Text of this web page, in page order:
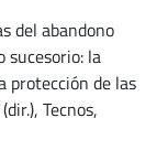
del abandono
sucesorio: la
protección de las
Tecnos,